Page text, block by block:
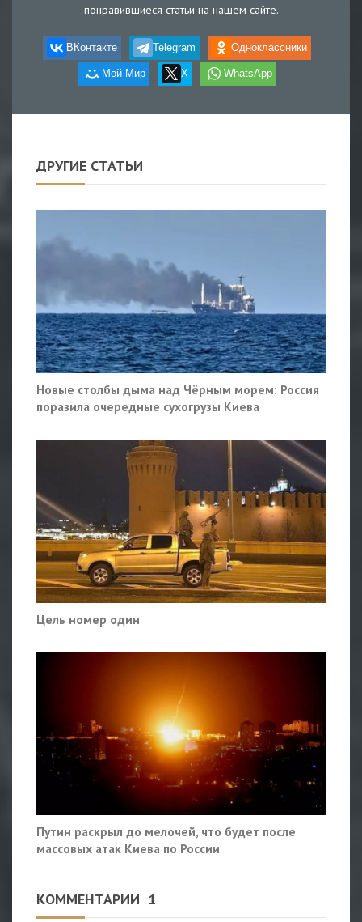
понравившиеся статьи на нашем сайте.
ВКонтакте Telegram Одноклассники
Мой Мир X WhatsApp
ДРУГИЕ СТАТЬИ
Новые столбы дыма над Чёрным морем: Россия
поразила очередные сухогрузы Киева
Цель номер один
Путин раскрыл до мелочей, что будет после
массовых атак Киева по России
КОММЕНТАРИИ 1